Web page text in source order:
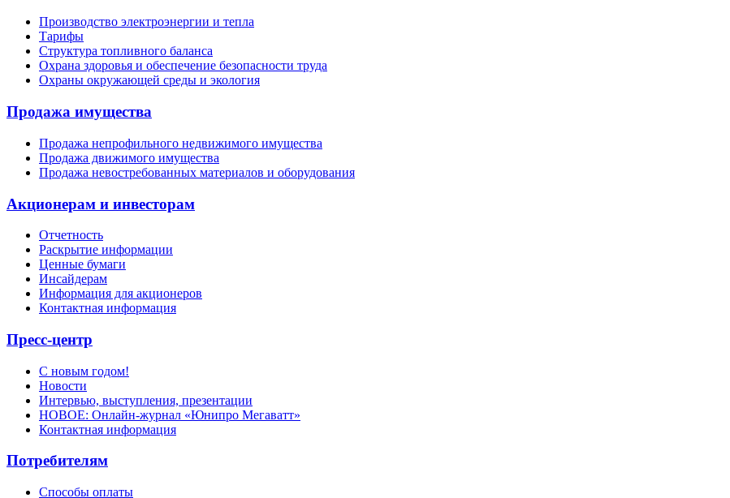
Производство электроэнергии и тепла
Тарифы
Структура топливного баланса
Охрана здоровья и обеспечение безопасности труда
Охраны окружающей среды и экология
Продажа имущества
Продажа непрофильного недвижимого имущества
Продажа движимого имущества
Продажа невостребованных материалов и оборудования
Акционерам и инвесторам
Отчетность
Раскрытие информации
Ценные бумаги
Инсайдерам
Информация для акционеров
Контактная информация
Пресс-центр
С новым годом!
Новости
Интервью, выступления, презентации
НОВОЕ: Онлайн-журнал «Юнипро Мегаватт»
Контактная информация
Потребителям
Способы оплаты